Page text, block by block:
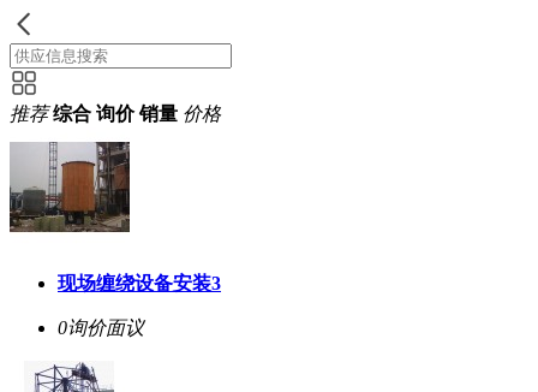
推荐 综合 询价 销量 价格
现场缠绕设备安装3
0询价面议